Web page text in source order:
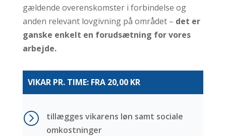
gældende overenskomster i forbindelse og
anden relevant lovgivning på området – det er
ganske enkelt en forudsætning for vores
arbejde.
VIKAR PR. TIME: FRA 20,00 KR
=
tillægges vikarens løn samt sociale
omkostninger